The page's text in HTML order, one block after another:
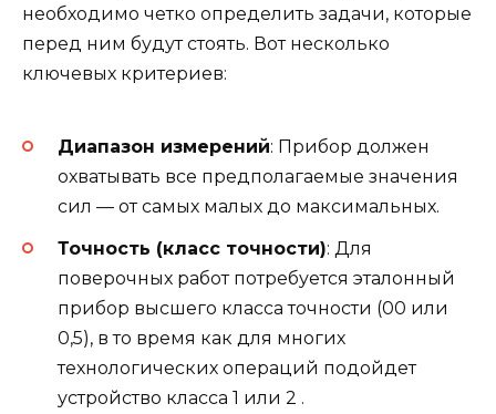
необходимо четко определить задачи, которые
перед ним будут стоять. Вот несколько
ключевых критериев:
Диапазон измерений: Прибор должен
охватывать все предполагаемые значения
сил — от самых малых до максимальных.
Точность (класс точности): Для
поверочных работ потребуется эталонный
прибор высшего класса точности (00 или
0,5), в то время как для многих
технологических операций подойдет
устройство класса 1 или 2 .